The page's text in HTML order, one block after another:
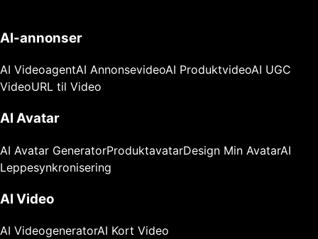
AI-annonser
AI VideoagentAI AnnonsevideoAI ProduktvideoAI UGC
VideoURL til Video
AI Avatar
AI Avatar GeneratorProduktavatarDesign Min AvatarAI
Leppesynkronisering
AI Video
AI VideogeneratorAI Kort Video